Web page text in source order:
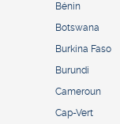
Bénin
Botswana
Burkina Faso
Burundi
Cameroun
Cap-Vert